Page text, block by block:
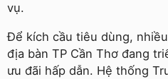
vụ.
Để kích cầu tiêu dùng,
địa bàn TP Cần Thơ đang
ưu đãi hấp dẫn. Hệ thống